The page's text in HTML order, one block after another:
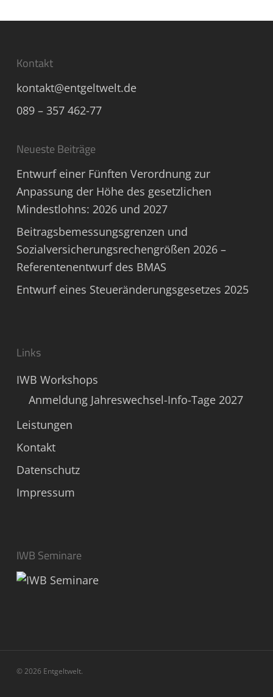
Kontakt
kontakt@entgeltwelt.de
089 – 357 462-77
Neueste Beiträge
Entwurf einer Fünften Verordnung zur
Anpassung der Höhe des gesetzlichen
Mindestlohns: 2026 und 2027
Beitragsbemessungsgrenzen und
Sozialversicherungsrechengrößen 2026 –
Referentenentwurf des BMAS
Entwurf eines Steueränderungsgesetzes 2025
Links
IWB Workshops
Anmeldung Jahreswechsel-Info-Tage 2027
Leistungen
Kontakt
Datenschutz
Impressum
IWB Seminare
© 2026 Entgeltwelt.